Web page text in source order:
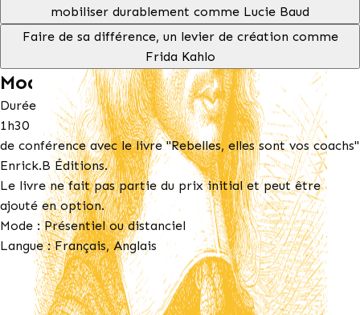
mobiliser durablement comme Lucie Baud
Faire de sa différence, un levier de création comme
Frida Kahlo
Modalités pratiques
Durée
1h30
de conférence avec le livre "Rebelles, elles sont vos coachs"
Enrick.B Éditions.
Le livre ne fait pas partie du prix initial et peut être
ajouté en option.
Mode : Présentiel ou distanciel
Langue : Français, Anglais